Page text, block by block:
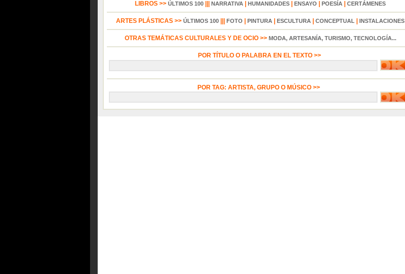
LIBROS >> ÚLTIMOS 100 NARRATIVA HUMANIDADES ENSAYO POESÍA CERTÁMENES
ARTES PLÁSTICAS >> ÚLTIMOS 100 FOTO PINTURA ESCULTURA CONCEPTUAL INSTALACIONES
OTRAS TEMÁTICAS CULTURALES Y DE OCIO >> MODA, ARTESANÍA, TURISMO, TECNOLOGÍA...
POR TÍTULO O PALABRA EN EL TEXTO >>
POR TAG: ARTISTA, GRUPO O MÚSICO >>